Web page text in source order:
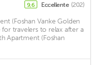
9,6 Eccellente (202)
(Foshan Vanke Golden
travelers to relax after a
Apartment (Foshan